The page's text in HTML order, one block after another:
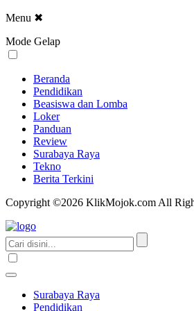
Menu ✖
Mode Gelap
Beranda
Pendidikan
Beasiswa dan Lomba
Loker
Panduan
Review
Surabaya Raya
Tekno
Berita Terkini
Copyright ©2026 KlikMojok.com All
Surabaya Raya
Pendidikan